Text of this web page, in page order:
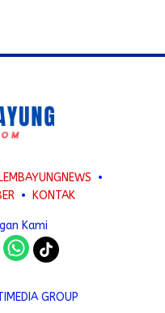
KONTAK
Kami
GROUP